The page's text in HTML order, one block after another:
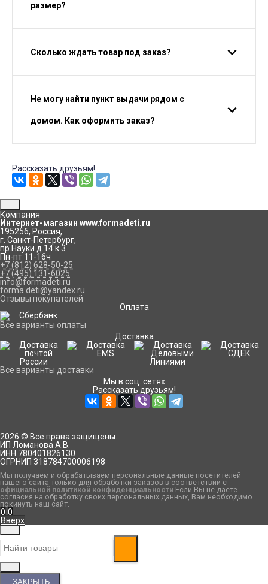
размер?
Сколько ждать товар под заказ?
Не могу найти пункт выдачи рядом с
домом. Как оформить заказ?
Рассказать друзьям!
Компания
Интернет-магазин www.formadeti.ru
195256, Россия,
г. Санкт-Петербург,
пр.Науки д.14 к.3
Пн-пт 11-16ч
+7 (812) 628-50-25
+7 (495) 131-6025
info@formadeti.ru
forma.deti@yandex.ru
Отзывы покупателей
Оплата
Все варианты оплаты
Доставка
Все варианты доставки
Мы в соц. сетях
Рассказать друзьям!
2026 © Все права защищены.
ИП Ломанова А.В.
ИНН 780401826130
ОГРНИП 318784700006198
Мы получаем и обрабатываем персональные данные посетителей
нашего сайта только для обработки заказов в соответствии с
официальной политикой конфиденциальности.Если Вы не даёте
согласия на обработку своих персональных данных, Вам необходимо
покинуть наш сайт.
0 0
Вверх
ЗАКРЫТЬ